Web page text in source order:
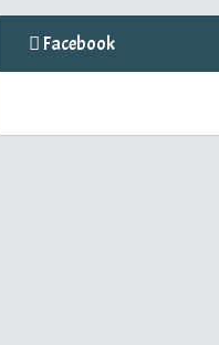
Facebook